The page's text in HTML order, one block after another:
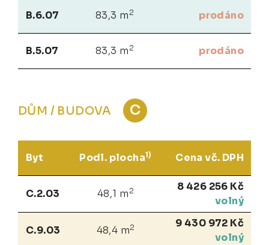
B.6.07 83,3 m 2 prodáno
B.5.07 83,3 m 2 prodáno
DŮM / BUDOVA C
Byt Podl. plocha1) Cena vč. DPH
C.2.03 48,1 m 2
8 426 256 Kč
volný
C.9.03 48,4 m2
9 430 972 Kč
volný